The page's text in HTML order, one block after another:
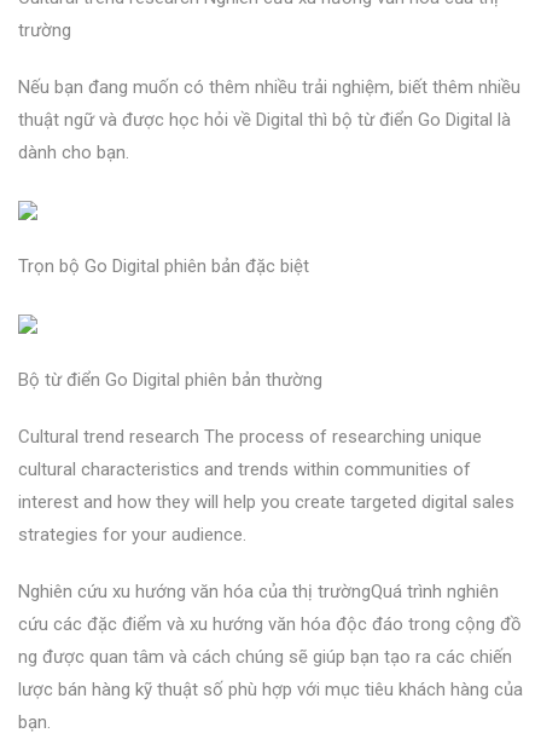
trường
Nếu bạn đang muốn có thêm nhiều trải nghiệm, biết thêm nhiều
thuật ngữ và được học hỏi về Digital thì bộ từ điển Go Digital là
dành cho bạn.
Trọn bộ Go Digital phiên bản đặc biệt
Bộ từ điển Go Digital phiên bản thường
Cultural trend research The process of researching unique
cultural characteristics and trends within communities of
interest and how they will help you create targeted digital sales
strategies for your audience.
Nghiên cứu xu hướng văn hóa của thị trườngQuá trình nghiên
cứu các đặc điểm và xu hướng văn hóa độc đáo trong cộng đồ
ng được quan tâm và cách chúng sẽ giúp bạn tạo ra các chiến
lược bán hàng kỹ thuật số phù hợp với mục tiêu khách hàng của
bạn.